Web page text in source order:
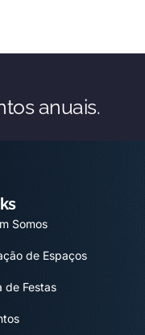
anuais.
Somos
de Espaços
de Festas